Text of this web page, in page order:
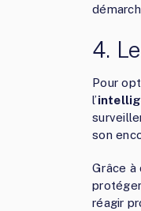
4.
Pour
l’
son
Grâce à
réagir